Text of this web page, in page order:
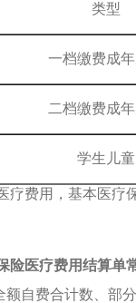
类型
一档缴费成
二档缴费成
学生儿童
疗费用，基本医疗
险医疗费用结算单
额自费合计数、部